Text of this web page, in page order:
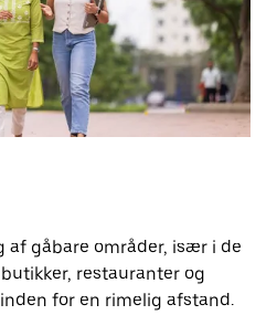
af gåbare områder, især i de
restauranter og
for en rimelig afstand.